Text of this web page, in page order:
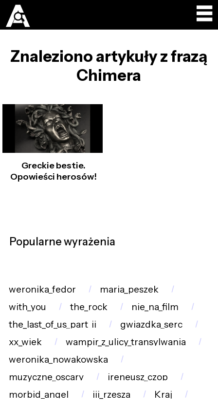
Znaleziono artykuły z frazą
Chimera
Greckie bestie.
Opowieści herosów!
Popularne wyrażenia
weronika_fedor
maria_peszek
with_you
the_rock
nie_na_film
the_last_of_us_part_ii
gwiazdka_serc
xx_wiek
wampir_z_ulicy_transylwania
weronika_nowakowska
muzyczne_oscary
ireneusz_czop
morbid_angel
iii_rzesza
Kraj